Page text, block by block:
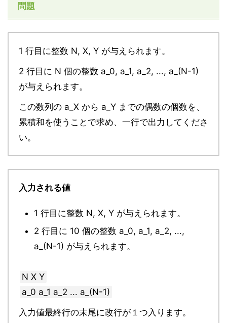
問題
1 行目に整数 N, X, Y が与えられます。
2 行目に N 個の整数 a_0, a_1, a_2, ..., a_(N-1)
が与えられます。
この数列の a_X から a_Y までの偶数の個数を、
累積和を使うことで求め、一行で出力してくださ
い。
入力される値
1 行目に整数 N, X, Y が与えられます。
2 行目に 10 個の整数 a_0, a_1, a_2, ...,
a_(N-1) が与えられます。
N X Y
a_0 a_1 a_2 ... a_(N-1)
入力値最終行の末尾に改行が１つ入ります。